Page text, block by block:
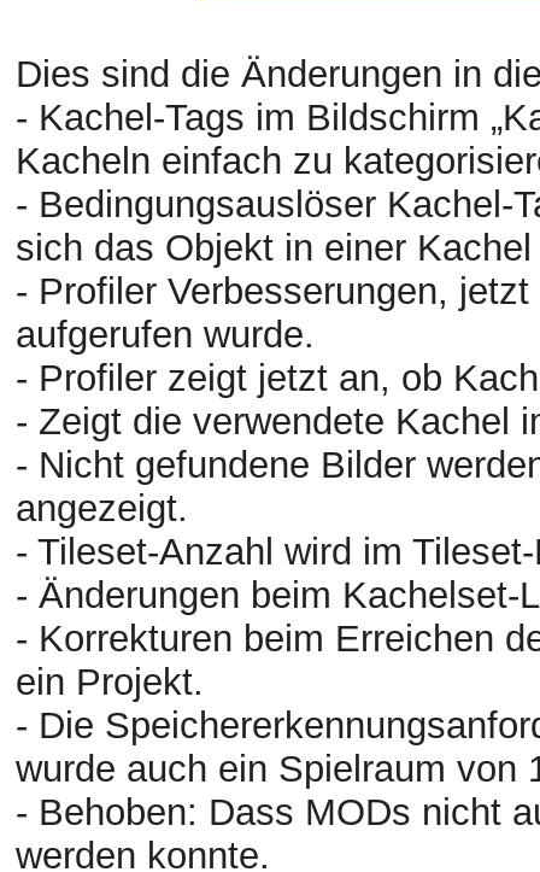
Dies sind die Änderungen in
- Kachel-Tags im Bildschirm
Kacheln einfach zu
- Bedingungsauslöser Kachel-
sich das Objekt in einer
- Profiler Verbesserungen,
aufgerufen wurde.
- Profiler zeigt jetzt an, ob
- Zeigt die verwendete Kachel
- Nicht gefundene Bilder
angezeigt.
- Tileset-Anzahl wird im
- Änderungen beim Kachelset-
- Korrekturen beim Erreichen
ein Projekt.
- Die
wurde auch ein Spielraum
- Behoben: Dass MODs nicht
werden konnte.